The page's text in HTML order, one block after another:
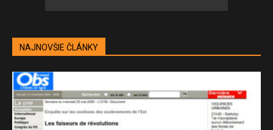
NAJNOVŠIE ČLÁNKY